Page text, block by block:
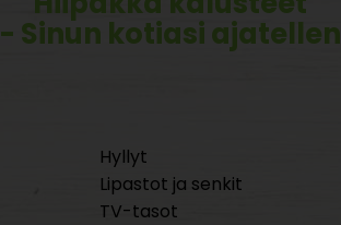
- Sinun kotiasi ajatellen
Hyllyt
Lipastot ja senkit
TV-tasot